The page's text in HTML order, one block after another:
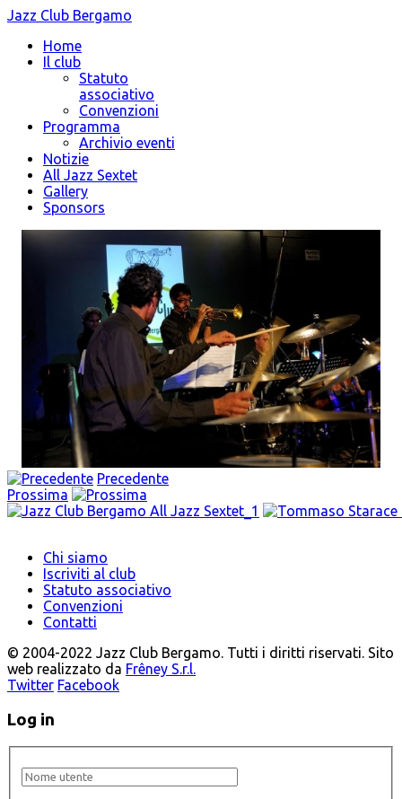
Jazz Club Bergamo
Home
Il club
Statuto
associativo
Convenzioni
Programma
Archivio eventi
Notizie
All Jazz Sextet
Gallery
Sponsors
Precedente
Prossima
Chi siamo
Iscriviti al club
Statuto associativo
Convenzioni
Contatti
© 2004-2022 Jazz Club Bergamo. Tutti i diritti riservati. Sito
web realizzato da Frêney S.r.l.
Twitter Facebook
Log in